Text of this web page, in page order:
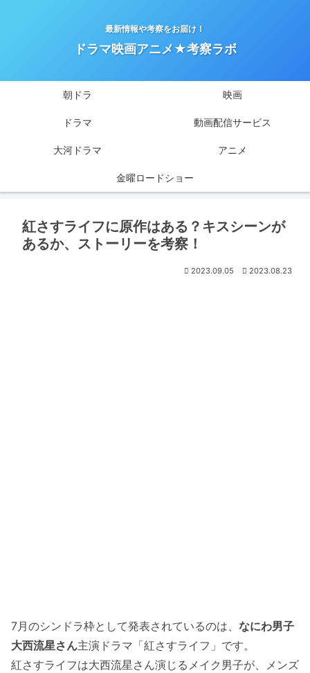
最新情報や考察をお届け！
ドラマ映画アニメ★考察ラボ
朝ドラ 映画
ドラマ 動画配信サービス
大河ドラマ アニメ
金曜ロードショー
紅さすライフに原作はある？キスシーンが
あるか、ストーリーを考察！
2023.09.05 2023.08.23
7月のシンドラ枠として発表されているのは、 なにわ男子
大西流星さん主演ドラマ「紅さすライフ」です。
紅さすライフは大西流星さん演じるメイク男子が、メンズ